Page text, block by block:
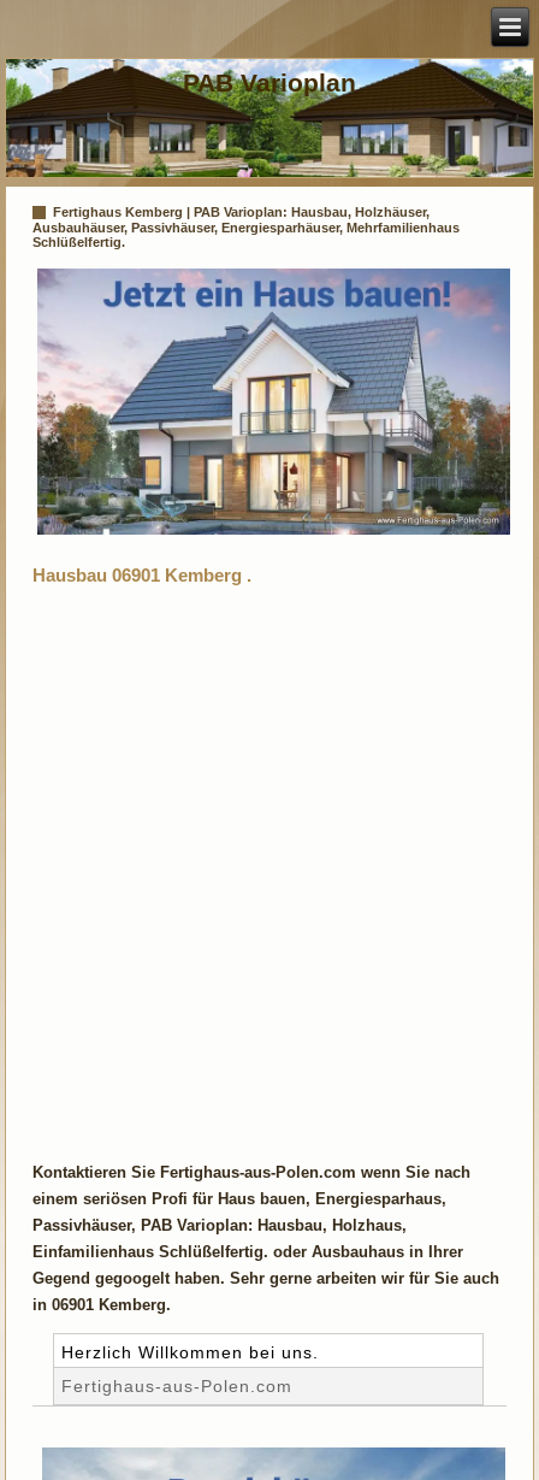
PAB Varioplan
Fertighaus Kemberg | PAB Varioplan: Hausbau, Holzhäuser,
Ausbauhäuser, Passivhäuser, Energiesparhäuser, Mehrfamilienhaus
Schlüßelfertig.
Hausbau 06901 Kemberg .
Kontaktieren Sie Fertighaus-aus-Polen.com wenn Sie nach
einem seriösen Profi für Haus bauen, Energiesparhaus,
Passivhäuser, PAB Varioplan: Hausbau, Holzhaus,
Einfamilienhaus Schlüßelfertig. oder Ausbauhaus in Ihrer
Gegend gegoogelt haben. Sehr gerne arbeiten wir für Sie auch
in 06901 Kemberg.
Herzlich Willkommen bei uns.
Fertighaus-aus-Polen.com